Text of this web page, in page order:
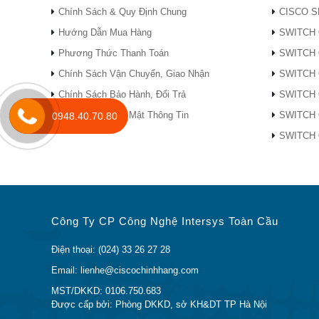
●
cao
●
●
●
Chính Sách & Quy Định Chung
Hướng Dẫn Mua Hàng
Phương Thức Thanh Toán
Chính Sách Vận Chuyển, Giao Nhận
Chính Sách Bảo Hành, Đổi Trả
Chính Sách Bảo Mật Thông Tin
CISCO
SWITCH
SWITCH
SWITCH
SWITCH
SWITCH
SWITCH
Công Ty CP Công Nghệ Intersys Toàn Cầu
Điện thoại: (024) 33 26 27 28
Email: lienhe@ciscochinhhang.com
MST/DKKD: 0106.750.683
Được cấp bởi: Phòng DKKD, sở KH&DT TP Hà Nội
0948.40.70.80